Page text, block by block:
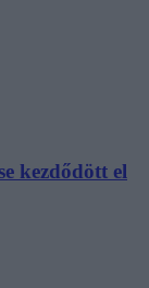
kezdődött el